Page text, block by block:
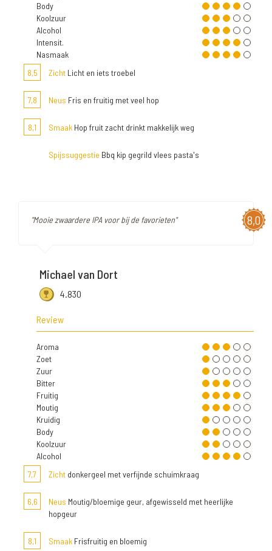
Body
Koolzuur
Alcohol
Intensit.
Nasmaak
8,5
Zicht Licht en iets troebel
7,8 Neus Fris en fruitig met veel hop
8,1 Smaak Hop fruit zacht drinkt makkelijk weg
Spijssuggestie Bbq kip gegrild vlees pasta's
8,0
"Mooie zwaardere IPA voor bij de favorieten"
Michael van Dort
4.830
Review
Aroma
Zoet
Zuur
Bitter
Fruitig
Moutig
Kruidig
Body
Koolzuur
Alcohol
7,7
Zicht donkergeel met verfijnde schuimkraag
6,6 Neus Moutig/bloemige geur, afgewisseld met heerlijke
hopgeur
8,1 Smaak Frisfruitig en bloemig